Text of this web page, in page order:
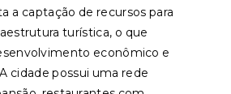
a captação de recursos para
turística, o que
econômico e
cidade possui uma rede